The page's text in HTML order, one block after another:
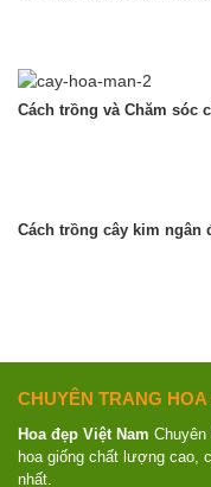
Cách trồng và Chăm sóc
Cách trồng cây kim ngân
CHUYÊN TRANG
Hoa đẹp Việt Nam
hoa giống chất lượng cao,
nhất.